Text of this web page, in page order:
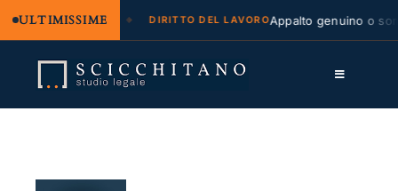
ULTIMISSIME
e regresso DIRITTO DEL LAVOROAppalto genuino o
contenuto
Toggle